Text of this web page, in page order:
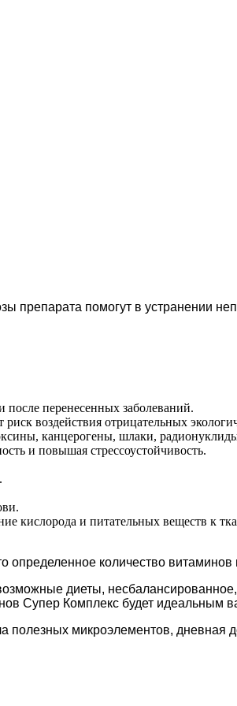
помогут в устранении
перенесенных заболеваний.
воздействия отрицательных
канцерогены, шлаки,
и повышая стрессоустойчивость.
кислорода и питательных веществ к
количество
диеты,
Супер Комплекс будет идеальным
полезных микроэлементов, дневная